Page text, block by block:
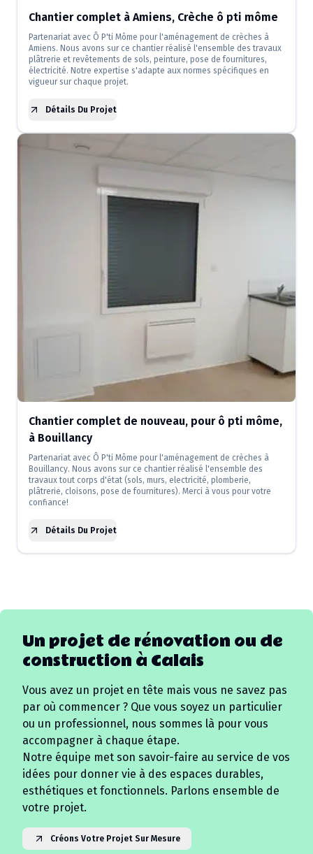
Chantier complet à Amiens, Crèche ô pti môme
Partenariat avec Ô P'ti Môme pour l'aménagement de crèches à
Amiens. Nous avons sur ce chantier réalisé l'ensemble des travaux
plâtrerie et revêtements de sols, peinture, pose de fournitures,
électricité. Notre expertise s'adapte aux normes spécifiques en
vigueur sur chaque projet.
Détails Du Projet
Chantier complet de nouveau, pour ô pti môme,
à Bouillancy
Partenariat avec Ô P'ti Môme pour l'aménagement de crèches à
Bouillancy. Nous avons sur ce chantier réalisé l'ensemble des
travaux tout corps d'état (sols, murs, electricité, plomberie,
plâtrerie, cloisons, pose de fournitures). Merci à vous pour votre
confiance!
Détails Du Projet
Un projet de rénovation ou de
construction à Calais
Vous avez un projet en tête mais vous ne savez pas
par où commencer ? Que vous soyez un particulier
ou un professionnel, nous sommes là pour vous
accompagner à chaque étape.
Notre équipe met son savoir-faire au service de vos
idées pour donner vie à des espaces durables,
esthétiques et fonctionnels. Parlons ensemble de
votre projet.
Créons Votre Projet Sur Mesure